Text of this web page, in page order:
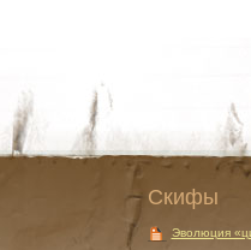
Скифы
Эволюция